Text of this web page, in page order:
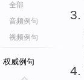
全部
音频例句
视频例句
权威例句